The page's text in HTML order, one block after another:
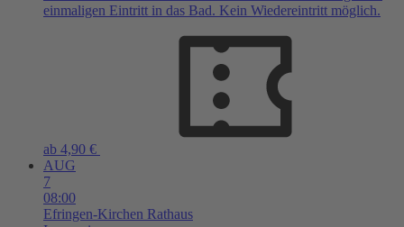
einmaligen Eintritt in das Bad. Kein Wiedereintritt möglich.
ab 4,90 €
AUG
7
08:00
Efringen-Kirchen Rathaus